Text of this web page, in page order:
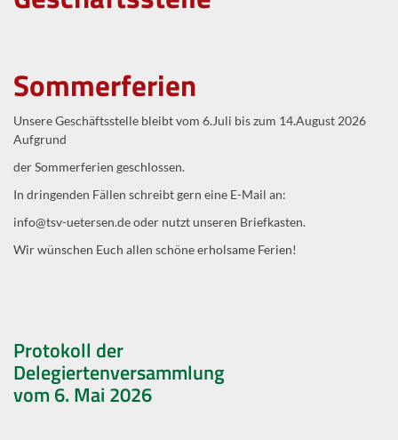
Sommerferien
Unsere Geschäftsstelle bleibt vom 6.Juli bis zum 14.August 2026
Aufgrund
der Sommerferien geschlossen.
In dringenden Fällen schreibt gern eine E-Mail an:
info@tsv-uetersen.de oder nutzt unseren Briefkasten.
Wir wünschen Euch allen schöne erholsame Ferien!
Protokoll der
Delegiertenversammlung
vom 6. Mai 2026